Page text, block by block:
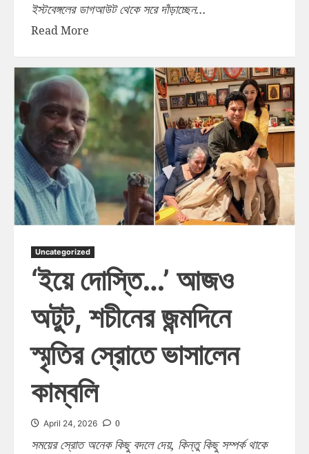
ইস্টবেঙ্গলের ডাগআউট থেকে সরে দাঁড়াচ্ছেন...
Read More
Uncategorized
‘ইয়ে দোস্তি…’ আজও
অটুট, শচীনের জন্মদিনে
স্মৃতির স্রোতে ভাসালেন
কাম্বলি
April 24, 2026 0
সময়ের স্রোত অনেক কিছু বদলে দেয়, কিন্তু কিছু সম্পর্ক থাকে